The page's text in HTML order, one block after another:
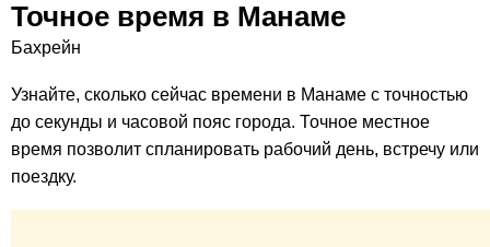
Точное время в Манаме
Бахрейн
Узнайте, сколько сейчас времени в Манаме с точностью
до секунды и часовой пояс города. Точное местное
время позволит спланировать рабочий день, встречу или
поездку.